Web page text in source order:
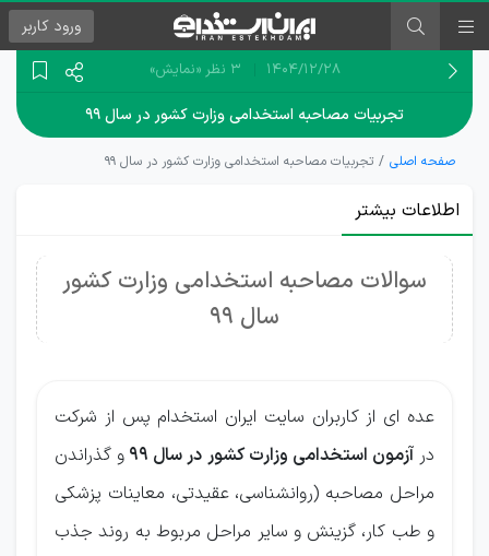
ورود کاربر
۱۴۰۴/۱۲/۲۸ 3 نظر «نمایش»
تجربیات مصاحبه استخدامی وزارت کشور در سال ۹۹
صفحه اصلی تجربیات مصاحبه استخدامی وزارت کشور در سال ۹۹
اطلاعات بیشتر
سوالات مصاحبه استخدامی وزارت کشور
سال 99
عده ای از کاربران سایت ایران استخدام پس از شرکت
درآزمون استخدامی وزارت کشور در سال 99
و گذراندن
مراحل مصاحبه (روانشناسی، عقیدتی، معاینات پزشکی
و طب کار، گزینش و سایر مراحل مربوط به روند جذب